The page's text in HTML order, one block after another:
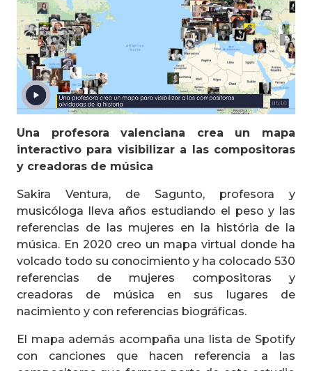
Una profesora valenciana crea un mapa
interactivo para visibilizar a las compositoras
y creadoras de música
Sakira Ventura, de Sagunto, profesora y
musicóloga lleva años estudiando el peso y las
referencias de las mujeres en la história de la
música. En 2020 creo un mapa virtual donde ha
volcado todo su conocimiento y ha colocado 530
referencias de mujeres compositoras y
creadoras de música en sus lugares de
nacimiento y con referencias biográficas.
El mapa además acompaña una lista de Spotify
con canciones que hacen referencia a las